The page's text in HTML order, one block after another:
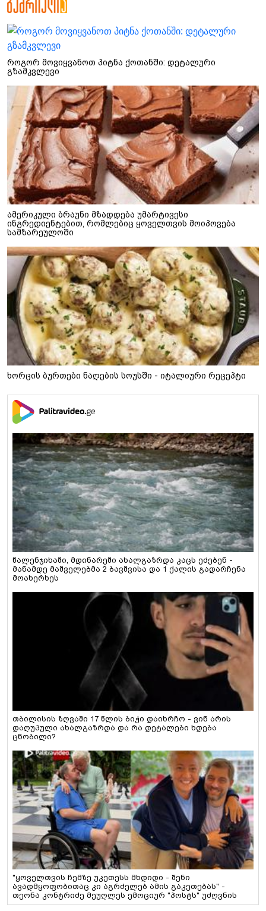
როგორ მოვიყვანოთ პიტნა ქოთანში: დეტალური
გზამკვლევი
ამერიკული ბრაუნი მზადდება უმარტივესი
ინგრედიენტებით, რომლებიც ყოველთვის მოიპოვება
სამზარეულოში
ხორცის ბურთები ნაღების სოუსში - იტალიური რეცეპტი
წალენჯიხაში, მდინარეში ახალგაზრდა კაცს ეძებენ -
მანამდე მაშველებმა 2 ბავშვისა და 1 ქალის გადარჩენა
მოახერხეს
თბილისის ზღვაში 17 წლის ბიჭი დაიხრჩო - ვინ არის
დაღუპული ახალგაზრდა და რა დეტალები ხდება
ცნობილი?
"ყოველთვის ჩემზე უკეთესს მხდიდი - შენი
ავადმყოფობითაც კი აგრძელებ ამის გაკეთებას" -
თეონა კონტრიძე მეუღლეს ემოციურ "პოსტს" უძღვნის